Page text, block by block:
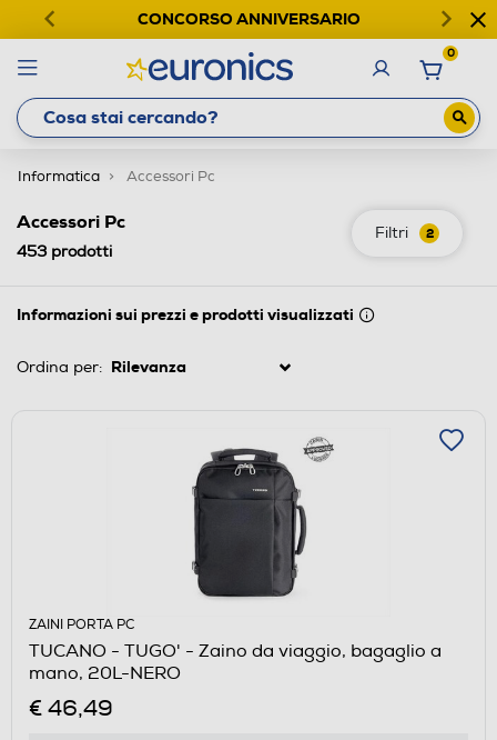
CONCORSO ANNIVERSARIO
0
Informatica Accessori Pc
Filtri 2
Accessori Pc
453prodotti
Informazioni sui prezzi e prodotti visualizzati
Ordina per:
ZAINI PORTA PC
TUCANO - TUGO' - Zaino da viaggio, bagaglio a
mano, 20L-NERO
€ 46,49